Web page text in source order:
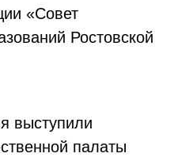
«Совет
Ростовской
выступили
палаты